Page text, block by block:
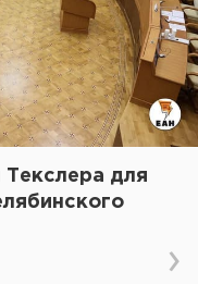
Текслера для